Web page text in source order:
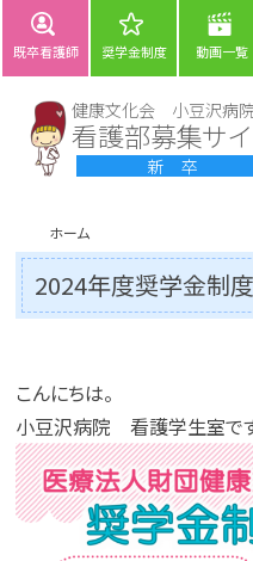
既卒看護師 奨学金制度 動画一覧
健康文化会 小豆沢病
看護部募集サイ
新 卒
ホーム
2024年度奨学金制
こんにちは。
小豆沢病院 看護学生室です